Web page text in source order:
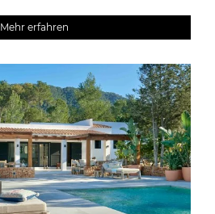
Mehr erfahren